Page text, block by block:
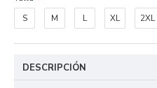
S
M L XL 2XL
DESCRIPCIÓN